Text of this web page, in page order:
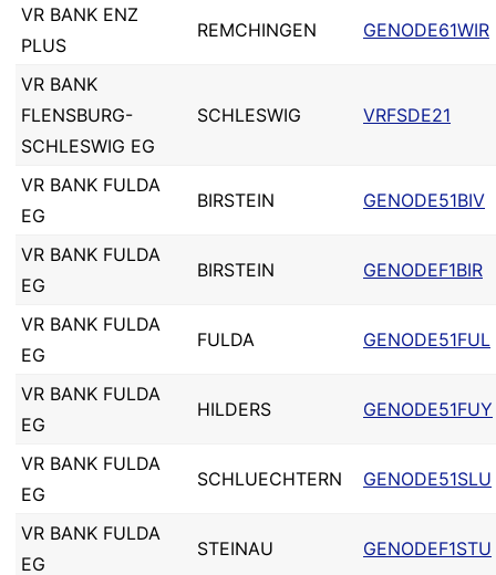
VR BANK ENZ
PLUS
REMCHINGEN GENODE61WIR
VR BANK
FLENSBURG-
SCHLESWIG EG
SCHLESWIG VRFSDE21
VR BANK FULDA
EG
BIRSTEIN GENODE51BIV
VR BANK FULDA
EG
BIRSTEIN GENODEF1BIR
VR BANK FULDA
EG
FULDA GENODE51FUL
VR BANK FULDA
EG
HILDERS GENODE51FUY
VR BANK FULDA
EG
SCHLUECHTERN GENODE51SLU
VR BANK FULDA
EG
STEINAU GENODEF1STU